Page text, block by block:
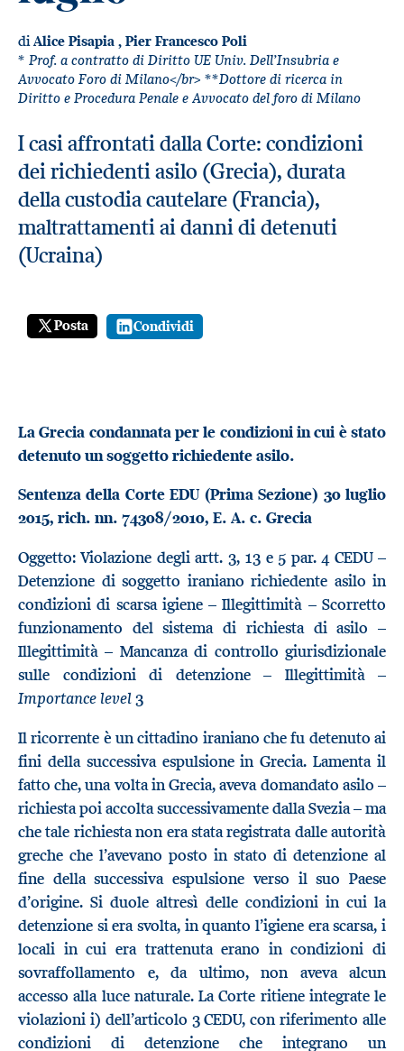
diAlice Pisapia , Pier Francesco Poli
* Prof. a contratto di Diritto UE Univ. Dell’Insubria e
Avvocato Foro di Milano</br> **Dottore di ricerca in
Diritto e Procedura Penale e Avvocato del foro di Milano
I casi affrontati dalla Corte: condizioni
dei richiedenti asilo (Grecia), durata
della custodia cautelare (Francia),
maltrattamenti ai danni di detenuti
(Ucraina)
Posta Condividi
La Grecia condannata per le condizioni in cui è stato
detenuto un soggetto richiedente asilo.
Sentenza della Corte EDU (Prima Sezione) 30 luglio
2015, rich. nn. 74308/2010, E. A. c. Grecia
Oggetto: Violazione degli artt. 3, 13 e 5 par. 4 CEDU –
Detenzione di soggetto iraniano richiedente asilo in
condizioni di scarsa igiene – Illegittimità – Scorretto
funzionamento del sistema di richiesta di asilo –
Illegittimità – Mancanza di controllo giurisdizionale
sulle condizioni di detenzione – Illegittimità –
Importance level3
Il ricorrente è un cittadino iraniano che fu detenuto ai
fini della successiva espulsione in Grecia. Lamenta il
fatto che, una volta in Grecia, aveva domandato asilo –
richiesta poi accolta successivamente dalla Svezia – ma
che tale richiesta non era stata registrata dalle autorità
greche che l’avevano posto in stato di detenzione al
fine della successiva espulsione verso il suo Paese
d’origine. Si duole altresì delle condizioni in cui la
detenzione si era svolta, in quanto l’igiene era scarsa, i
locali in cui era trattenuta erano in condizioni di
sovraffollamento e, da ultimo, non aveva alcun
accesso alla luce naturale. La Corte ritiene integrate le
violazioni i) dell’articolo 3 CEDU, con riferimento alle
condizioni di detenzione che integrano un